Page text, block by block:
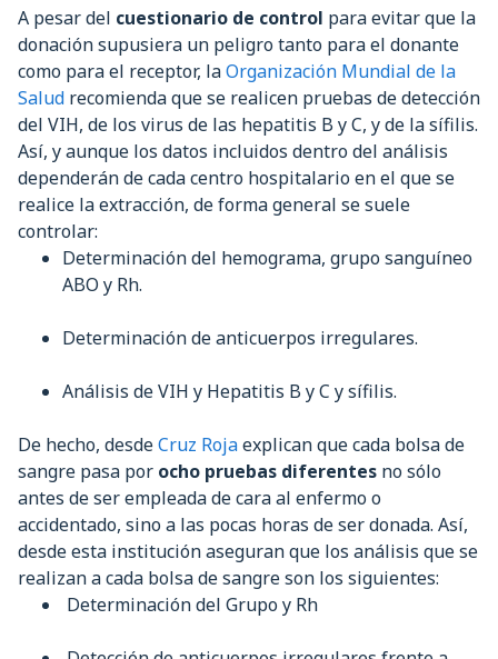
A pesar del cuestionario de control para evitar que la
donación supusiera un peligro tanto para el donante
como para el receptor, laOrganización Mundial de la
Salud recomienda que se realicen pruebas de detección
del VIH, de los virus de las hepatitis B y C, y de la sífilis.
Así, y aunque los datos incluidos dentro del análisis
dependerán de cada centro hospitalario en el que se
realice la extracción, de forma general se suele
controlar:
Determinación del hemograma, grupo sanguíneo
ABO y Rh.
Determinación de anticuerpos irregulares.
Análisis de VIH y Hepatitis B y C y sífilis.
De hecho, desdeCruz Rojaexplican que cada bolsa de
sangre pasa por ocho pruebas diferentes no sólo
antes de ser empleada de cara al enfermo o
accidentado, sino a las pocas horas de ser donada. Así,
desde esta institución aseguran que los análisis que se
realizan a cada bolsa de sangre son los siguientes:
Determinación del Grupo y Rh